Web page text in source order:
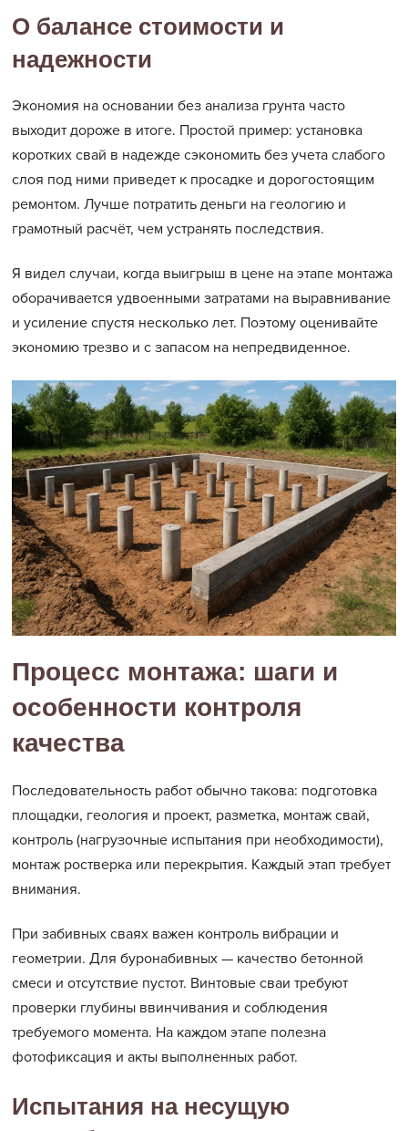
О балансе стоимости и
надежности
Экономия на основании без анализа грунта часто
выходит дороже в итоге. Простой пример: установка
коротких свай в надежде сэкономить без учета слабого
слоя под ними приведет к просадке и дорогостоящим
ремонтом. Лучше потратить деньги на геологию и
грамотный расчёт, чем устранять последствия.
Я видел случаи, когда выигрыш в цене на этапе монтажа
оборачивается удвоенными затратами на выравнивание
и усиление спустя несколько лет. Поэтому оценивайте
экономию трезво и с запасом на непредвиденное.
Процесс монтажа: шаги и
особенности контроля
качества
Последовательность работ обычно такова: подготовка
площадки, геология и проект, разметка, монтаж свай,
контроль (нагрузочные испытания при необходимости),
монтаж ростверка или перекрытия. Каждый этап требует
внимания.
При забивных сваях важен контроль вибрации и
геометрии. Для буронабивных — качество бетонной
смеси и отсутствие пустот. Винтовые сваи требуют
проверки глубины ввинчивания и соблюдения
требуемого момента. На каждом этапе полезна
фотофиксация и акты выполненных работ.
Испытания на несущую